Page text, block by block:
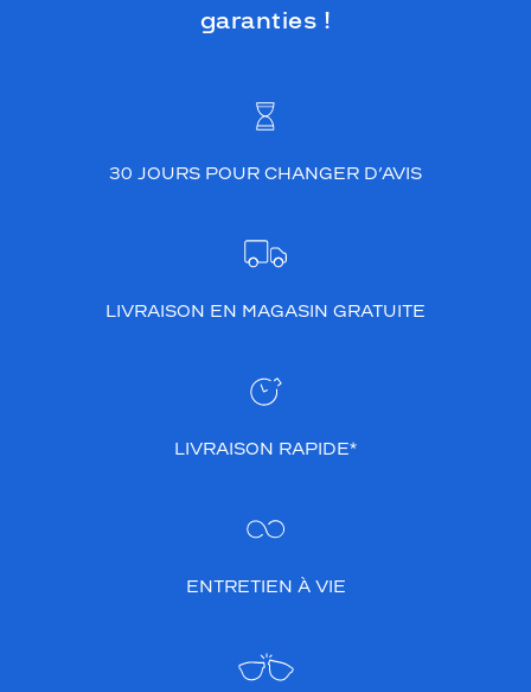
garanties !
30 JOURS POUR CHANGER D’AVIS
LIVRAISON EN MAGASIN GRATUITE
LIVRAISON RAPIDE*
ENTRETIEN À VIE